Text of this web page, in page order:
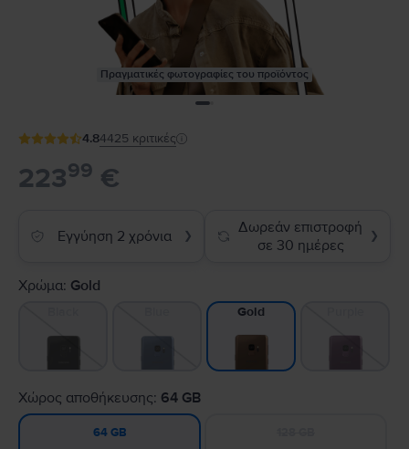
Πραγματικές φωτογραφίες του προϊόντος
4.84425 κριτικές
22399 €
Εγγύηση 2 χρόνια ❯
Δωρεάν επιστροφή
σε 30 ημέρες
❯
Χρώμα: Gold
Gold
Χώρος αποθήκευσης: 64 GB
64 GB